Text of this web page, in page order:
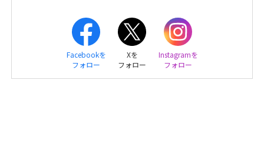
Facebookを
フォロー
Xを
フォロー
Instagramを
フォロー